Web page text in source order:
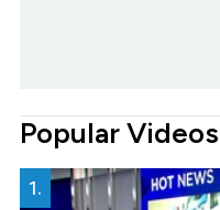
Popular Videos
1.